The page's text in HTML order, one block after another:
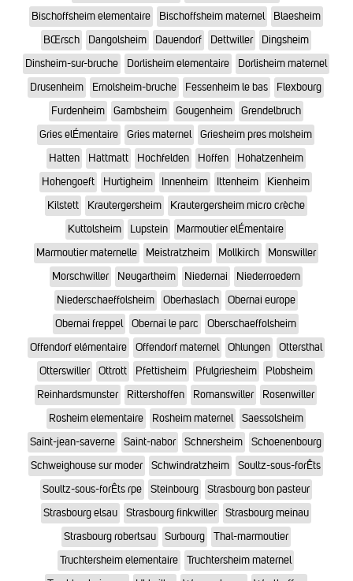
Bischoffsheim elementaire
Bischoffsheim maternel
Blaesheim
BŒrsch
Dangolsheim Dauendorf Dettwiller
Dingsheim
Dinsheim-sur-bruche
Dorlisheim elementaire
Dorlisheim maternel
Drusenheim
Ernolsheim-bruche Fessenheim le bas
Flexbourg
Furdenheim
Gambsheim Gougenheim
Grendelbruch
Gries elÉmentaire
Gries maternel
Griesheim pres molsheim
Hatten
Hattmatt Hochfelden Hoffen
Hohatzenheim
Hohengoeft
Hurtigheim Innenheim Ittenheim
Kienheim
Kilstett
Krautergersheim
Krautergersheim micro crèche
Kuttolsheim
Lupstein
Marmoutier elÉmentaire
Marmoutier maternelle
Meistratzheim Mollkirch
Monswiller
Morschwiller
Neugartheim Niedernai
Niederroedern
Niederschaeffolsheim
Oberhaslach
Obernai europe
Obernai freppel
Obernai le parc
Oberschaeffolsheim
Offendorf elémentaire
Offendorf maternel Ohlungen
Ottersthal
Otterswiller
Ottrott Pfettisheim Pfulgriesheim
Plobsheim
Reinhardsmunster
Rittershoffen Romanswiller
Rosenwiller
Rosheim elementaire
Rosheim maternel
Saessolsheim
Saint-jean-saverne
Saint-nabor Schnersheim
Schoenenbourg
Schweighouse sur moder
Schwindratzheim
Soultz-sous-forÊts
Soultz-sous-forÊts rpe
Steinbourg
Strasbourg bon pasteur
Strasbourg elsau
Strasbourg finkwiller
Strasbourg meinau
Strasbourg robertsau
Surbourg
Thal-marmoutier
Truchtersheim elementaire
Truchtersheim maternel